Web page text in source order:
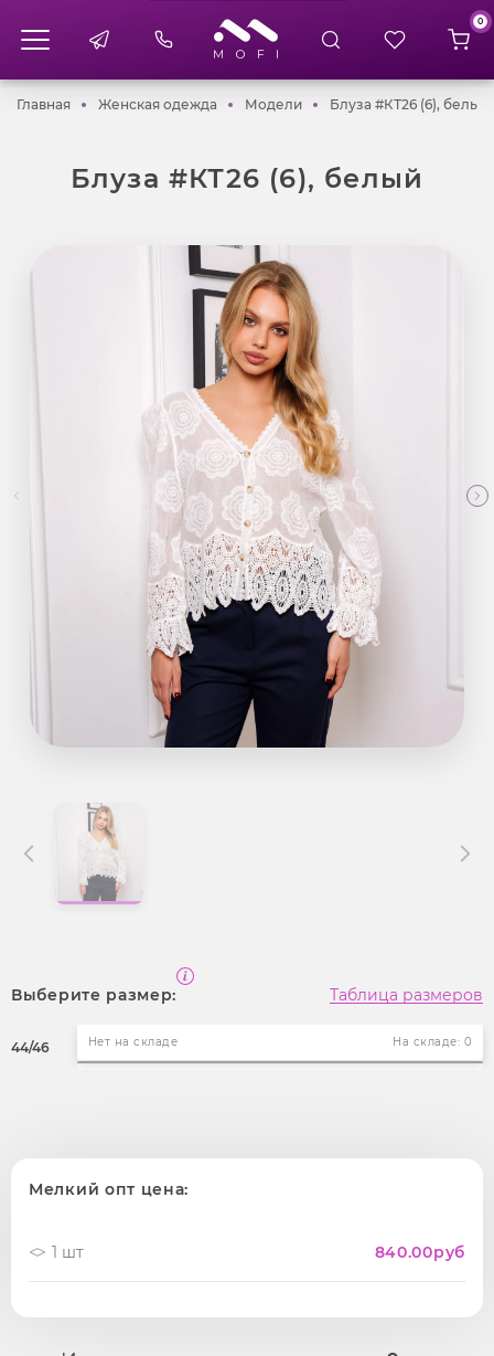
0
ГлавнаяГлавнаяЖенская одежда Женская одежда
МоделиМоделиБлуза #КТ26 (6), белый
Блуза #КТ26 (6), белый
Выберите размер: Таблица размеров
44/46 Нет на складе На складе: 0
Мелкий опт цена:
1 шт 840.00руб